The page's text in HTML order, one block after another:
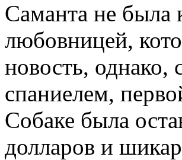
Саманта не была
любовницей,
новость, однако,
спаниелем,
Собаке была
долларов и